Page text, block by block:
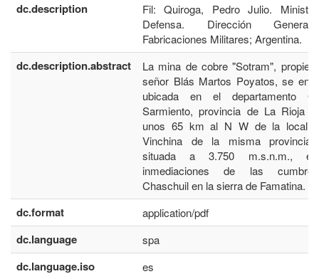
dc.description
Fil: Quiroga, Pedro Julio.
Defensa. Dirección
Fabricaciones Militares; Argentina.
dc.description.abstract
La mina de cobre "Sotram",
señor Blás Martos Poyatos, se
ubicada en el departamento
Sarmiento, provincia de La Rioja
unos 65 km al N W de la
Vinchina de la misma
situada a 3.750 m.s.n.m.,
inmediaciones de las
Chaschuil en la sierra de Famatina.
dc.format application/pdf
dc.language spa
dc.language.iso es